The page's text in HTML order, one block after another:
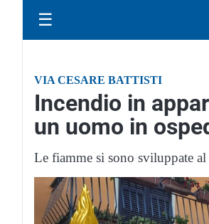
☰
VIA CESARE BATTISTI
Incendio in
un uomo in
Le fiamme si sono sviluppate